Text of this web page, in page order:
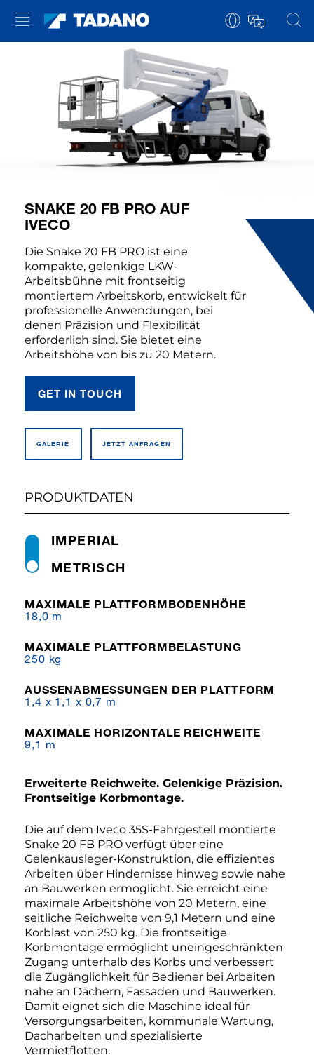
SNAKE 20 FB PRO AUF
IVECO
Die Snake 20 FB PRO ist eine
kompakte, gelenkige LKW-
Arbeitsbühne mit frontseitig
montiertem Arbeitskorb, entwickelt für
professionelle Anwendungen, bei
denen Präzision und Flexibilität
erforderlich sind. Sie bietet eine
Arbeitshöhe von bis zu 20 Metern.
GET IN TOUCH
GALERIE JETZT ANFRAGEN
PRODUKTDATEN
METRISCH
IMPERIAL
MAXIMALE PLATTFORMBODENHÖHE
18,0 m
MAXIMALE PLATTFORMBELASTUNG
250 kg
AUSSENABMESSUNGEN DER PLATTFORM
1,4 x 1,1 x 0,7 m
MAXIMALE HORIZONTALE REICHWEITE
9,1 m
Erweiterte Reichweite. Gelenkige Präzision.
Frontseitige Korbmontage.
Die auf dem Iveco 35S-Fahrgestell montierte
Snake 20 FB PRO verfügt über eine
Gelenkausleger-Konstruktion, die effizientes
Arbeiten über Hindernisse hinweg sowie nahe
an Bauwerken ermöglicht. Sie erreicht eine
maximale Arbeitshöhe von 20 Metern, eine
seitliche Reichweite von 9,1 Metern und eine
Korblast von 250 kg. Die frontseitige
Korbmontage ermöglicht uneingeschränkten
Zugang unterhalb des Korbs und verbessert
die Zugänglichkeit für Bediener bei Arbeiten
nahe an Dächern, Fassaden und Bauwerken.
Damit eignet sich die Maschine ideal für
Versorgungsarbeiten, kommunale Wartung,
Dacharbeiten und spezialisierte
Vermietflotten.